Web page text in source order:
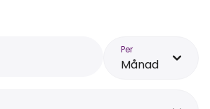
Per
Månad